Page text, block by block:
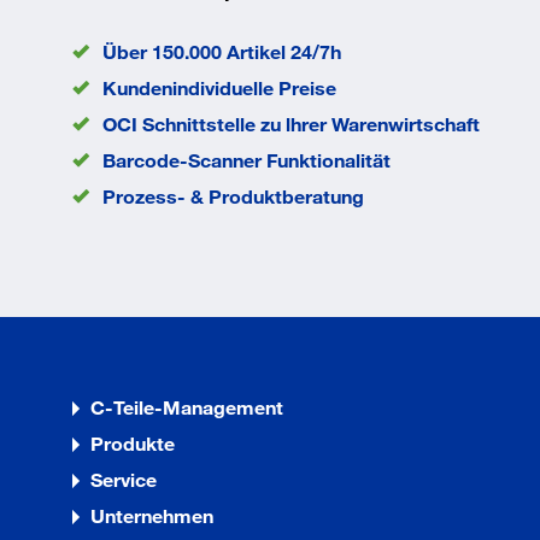
Ladefläche Breite
800 mm
Ladefläche Länge
1.200 mm
Material Gestell
Stahl
Material Ladefläche
Holzwerkstoff
Traglast
500 kg
Über 150.000 Artikel 24/7h
Kundenindividuelle Preise
OCI Schnittstelle zu lhrer Warenwirtschaft
Barcode-Scanner Funktionalität
Prozess- & Produktberatung
C-Teile-Management
Produkte
Service
Unternehmen